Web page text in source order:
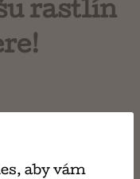
rastlín
na takmer každom
po najnižšie
prostredia
aby vám